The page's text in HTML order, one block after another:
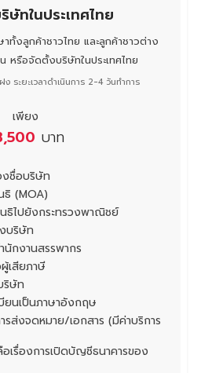
ทในประเทศไทย
าทั้งลูกค้าชาวไทย และลูกค้าชาวต่าง
หรือจัดตั้งบริษัทในประเทศไทย
ระยะเวลาดำเนินการ 2-4 วันทำการ
เพียง
บาท
ชื่อบริษัท
(MOA)
ไปยังกระทรวงพาณิชย์
บริษัท
กงานสรรพากร
เสียภาษี
ริษัท
ยนเป็นภาษาอังกฤษ
รส่งจดหมาย/เอกสาร (มีค่าบริการ
อเรื่องการเปิดบัญชีธนาคารของ